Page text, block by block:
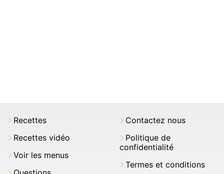
Recettes
Recettes vidéo
Voir les menus
Contactez nous
Politique de
confidentialité
Termes et conditions